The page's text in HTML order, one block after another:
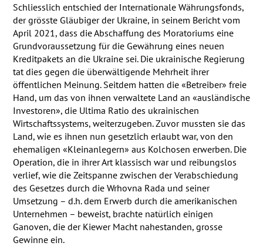
Schliesslich entschied der Internationale Währungsfonds,
der grösste Gläubiger der Ukraine, in seinem Bericht vom
April 2021, dass die Abschaffung des Moratoriums eine
Grundvoraussetzung für die Gewährung eines neuen
Kreditpakets an die Ukraine sei. Die ukrainische Regierung
tat dies gegen die überwältigende Mehrheit ihrer
öffentlichen Meinung. Seitdem hatten die «Betreiber» freie
Hand, um das von ihnen verwaltete Land an «ausländische
Investoren», die Ultima Ratio des ukrainischen
Wirtschaftssystems, weiterzugeben. Zuvor mussten sie das
Land, wie es ihnen nun gesetzlich erlaubt war, von den
ehemaligen «Kleinanlegern» aus Kolchosen erwerben. Die
Operation, die in ihrer Art klassisch war und reibungslos
verlief, wie die Zeitspanne zwischen der Verabschiedung
des Gesetzes durch die Wrhovna Rada und seiner
Umsetzung – d.h. dem Erwerb durch die amerikanischen
Unternehmen – beweist, brachte natürlich einigen
Ganoven, die der Kiewer Macht nahestanden, grosse
Gewinne ein.